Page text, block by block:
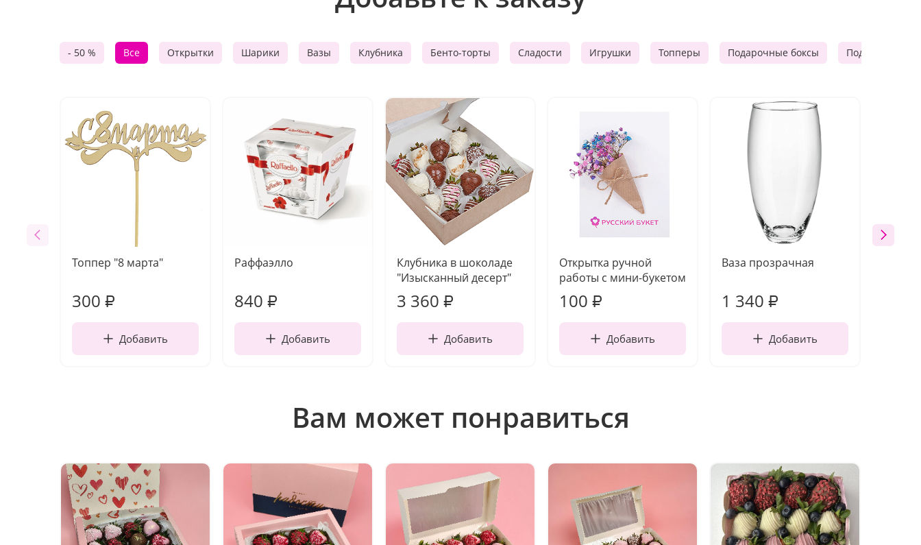
- 50 % Все Открытки Шарики Вазы Клубника Бенто-торты Сладости Игрушки Топперы Подарочные боксы Подарочные
Топпер "8 марта"
300 ₽
Добавить
Раффаэлло
840 ₽
Добавить
Клубника в шоколаде
"Изысканный десерт"
3 360 ₽
Добавить
Открытка ручной
работы с мини-букетом
100 ₽
Добавить
Ваза прозрачная
1 340 ₽
Добавить
Вам может понравиться